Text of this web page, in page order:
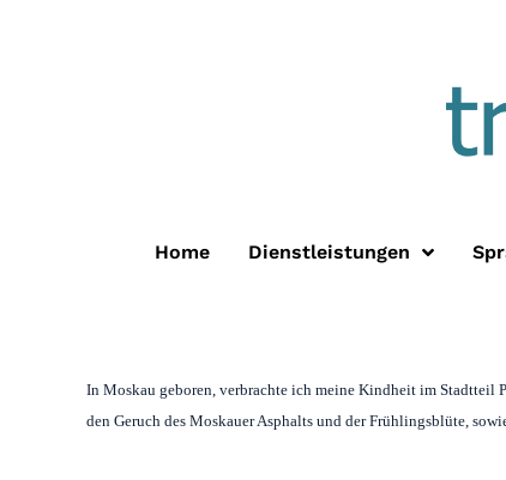
Home Dienstleistungen
In Moskau geboren, verbrachte ich meine Kindheit im Stadtteil
den Geruch des Moskauer Asphalts und der Frühlingsblüte,